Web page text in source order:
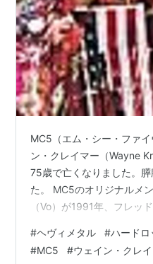
MC5（エム・シー・ファ
ン・クレイマー（Wayne
75歳で亡くなりました。
た。 MC5のオリジナルメ
（Vo）が1991年、フレッ
ており、残されたのがデニ
なってしまいましたね。
#ヘヴィメタル #ハードロ
#MC5 #ウェイン・クレ